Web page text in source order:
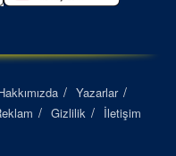
Yazarlar
Gizlilik İletişim